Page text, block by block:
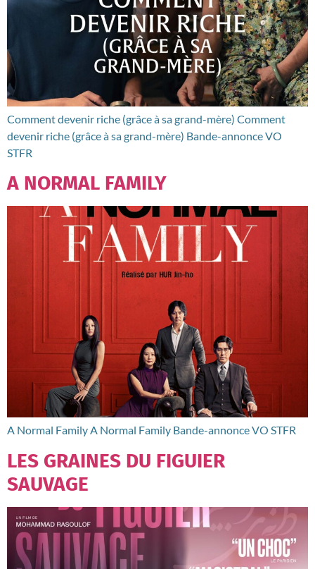
Comment devenir riche (grâce à sa grand-mère) Comment
devenir riche (grâce à sa grand-mère) Bande-annonce VO
STFR
A NORMAL FAMILY
A Normal Family A Normal Family Bande-annonce VO STFR
LES GRAINES DU FIGUIER
SAUVAGE